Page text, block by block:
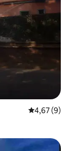
Évaluation
4,67 (9)